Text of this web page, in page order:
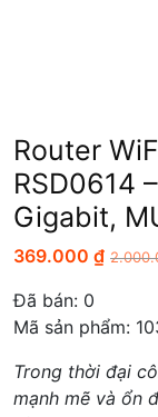
Router
RSD0614
Gigabit,
369.000 ₫
Đã bán: 0
Mã sản phẩm:
Trong thời đại
mạnh mẽ và ổn